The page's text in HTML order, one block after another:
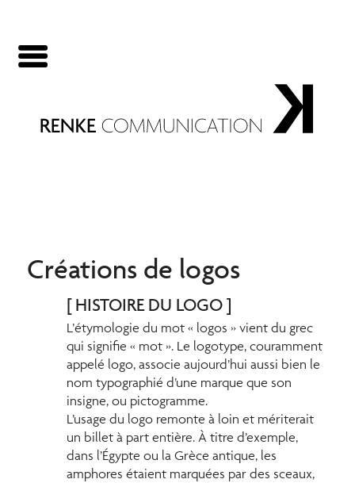
Créations de logos
[ HISTOIRE DU LOGO ]
L’étymologie du mot « logos » vient du grec
qui signifie « mot ». Le logotype, couramment
appelé logo, associe aujourd’hui aussi bien le
nom typographié d’une marque que son
insigne, ou pictogramme.
L’usage du logo remonte à loin et mériterait
un billet à part entière. À titre d’exemple,
dans l’Égypte ou la Grèce antique, les
amphores étaient marquées par des sceaux,